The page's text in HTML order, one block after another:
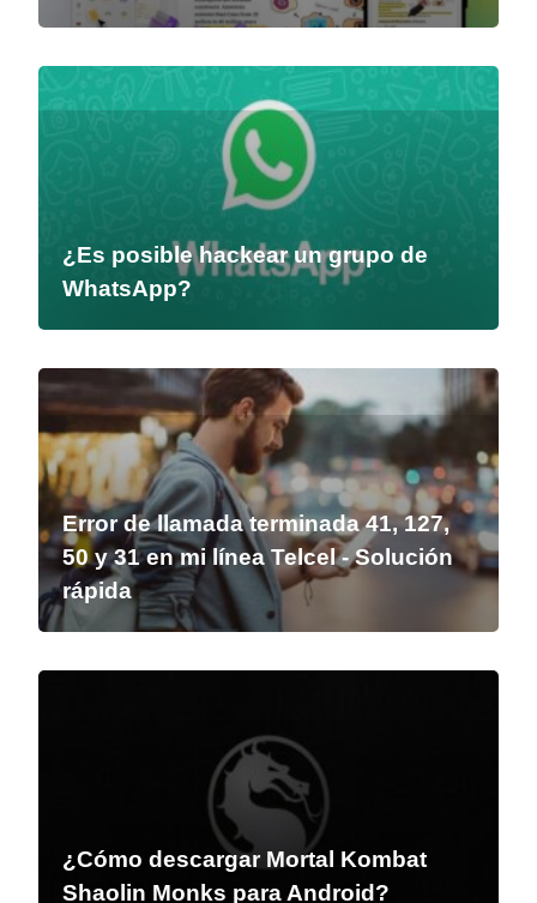
¿Es posible hackear un grupo de
WhatsApp?
Error de llamada terminada 41, 127,
50 y 31 en mi línea Telcel - Solución
rápida
¿Cómo descargar Mortal Kombat
Shaolin Monks para Android?